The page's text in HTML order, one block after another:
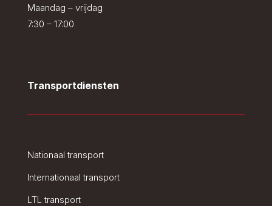
Maandag – vrijdag
7:30 – 17:00
Transportdiensten
Nationaal transport
Internationaal transport
LTL transport